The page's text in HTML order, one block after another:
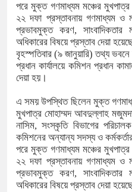
পরে মুক্ত গণমাধ্যম মঞ্চের
২২ দফা প্রস্তাবনায় গণমাধ্যম ও
প্রভাবমুক্ত করণ, সাংবাদিকতার
অধিকারের বিষয়ে প্রস্তাব দেয়া
বৃহস্পতিবার (৯ জানুয়ারি) তথ্য
প্রধান কার্যালয়ে কমিশন প্রধান
দেয়া হয়।
এ সময় উপস্থিত ছিলেন মুক্ত
মুখপাত্র মোহাম্মদ আবদুল্লাহ
নাসিম, সংস্কৃতি বিভাগের
কমিশনের অন্যান্য সদস্য ও
পরে মুক্ত গণমাধ্যম মঞ্চের
২২ দফা প্রস্তাবনায় গণমাধ্যম ও
প্রভাবমুক্ত করণ, সাংবাদিকতার
অধিকারের বিষয়ে প্রস্তাব দেয়া